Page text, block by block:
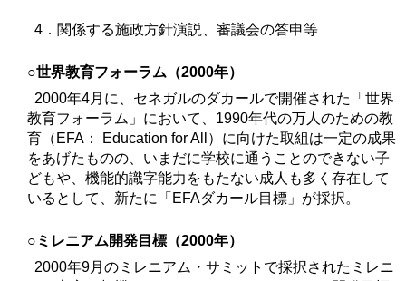
4．関係する施政方針演説、審議会の答申等
○世界教育フォーラム（2000年）
2000年4月に、セネガルのダカールで開催された「世界
教育フォーラム」において、1990年代の万人のための教
育（EFA： Education for All）に向けた取組は一定の成果
をあげたものの、いまだに学校に通うことのできない子
どもや、機能的識字能力をもたない成人も多く存在して
いるとして、新たに「EFAダカール目標」が採択。
○ミレニアム開発目標（2000年）
2000年9月のミレニアム・サミットで採択されたミレニ